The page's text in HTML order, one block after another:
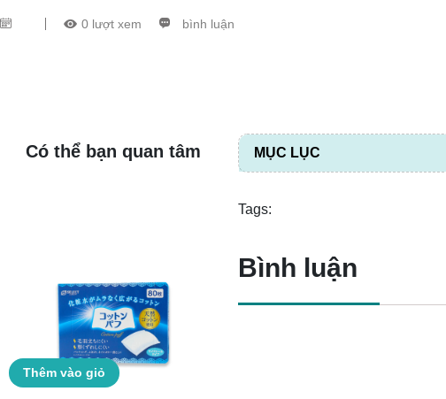
0 lượt xem bình luận
Có thể bạn quan tâm
Thêm vào giỏ
MỤC LỤC
Tags:
Bình luận